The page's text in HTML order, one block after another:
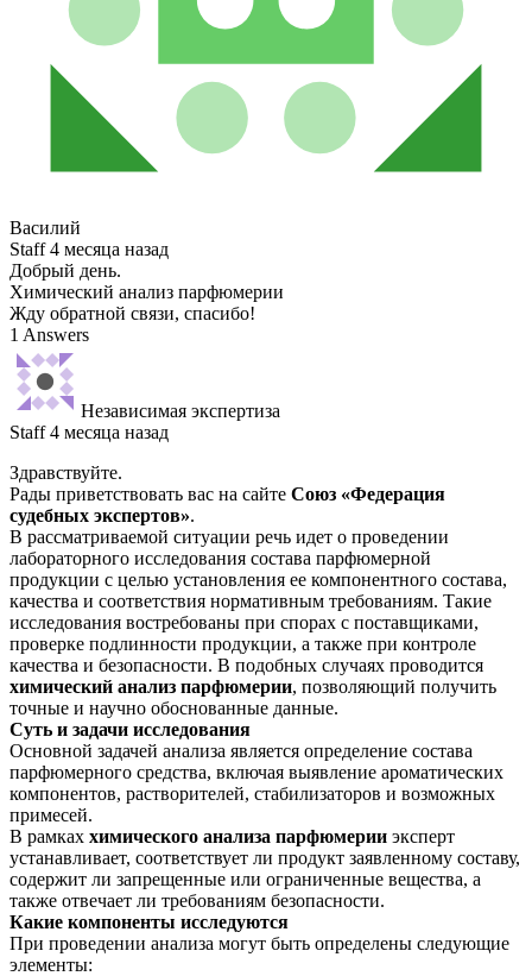
Василий
Staff4 месяца назад
Добрый день.
Химический анализ парфюмерии
Жду обратной связи, спасибо!
1 Answers
Независимая экспертиза
Staff4 месяца назад
Здравствуйте.
Рады приветствовать вас на сайте Союз «Федерация
судебных экспертов».
В рассматриваемой ситуации речь идет о проведении
лабораторного исследования состава парфюмерной
продукции с целью установления ее компонентного состава,
качества и соответствия нормативным требованиям. Такие
исследования востребованы при спорах с поставщиками,
проверке подлинности продукции, а также при контроле
качества и безопасности. В подобных случаях проводится
химический анализ парфюмерии, позволяющий получить
точные и научно обоснованные данные.
Суть и задачи исследования
Основной задачей анализа является определение состава
парфюмерного средства, включая выявление ароматических
компонентов, растворителей, стабилизаторов и возможных
примесей.
В рамках химического анализа парфюмерии эксперт
устанавливает, соответствует ли продукт заявленному составу,
содержит ли запрещенные или ограниченные вещества, а
также отвечает ли требованиям безопасности.
Какие компоненты исследуются
При проведении анализа могут быть определены следующие
элементы: